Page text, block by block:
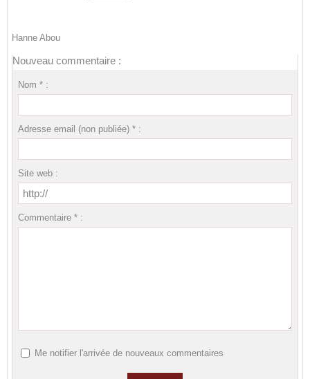
Hanne Abou
Nouveau commentaire :
Nom * :
Adresse email (non publiée) * :
Site web :
Commentaire * :
Me notifier l'arrivée de nouveaux commentaires